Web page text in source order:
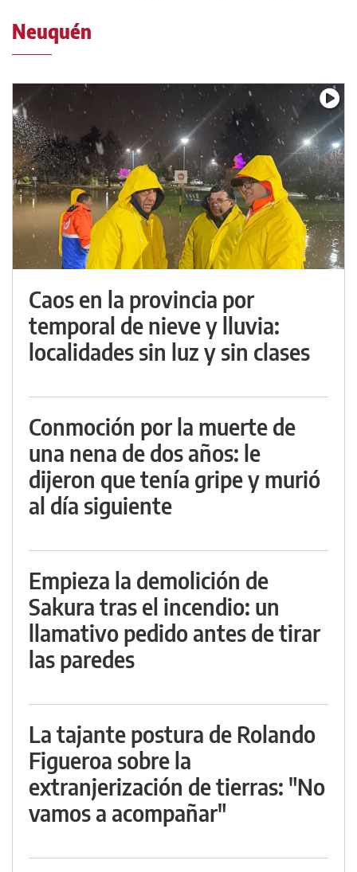
Neuquén
Caos en la provincia por
temporal de nieve y lluvia:
localidades sin luz y sin clases
Conmoción por la muerte de
una nena de dos años: le
dijeron que tenía gripe y murió
al día siguiente
Empieza la demolición de
Sakura tras el incendio: un
llamativo pedido antes de tirar
las paredes
La tajante postura de Rolando
Figueroa sobre la
extranjerización de tierras: "No
vamos a acompañar"